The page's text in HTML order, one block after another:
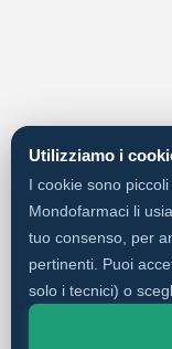
Utilizziamo i
I cookie sono
Mondofarmaci li
tuo consenso, per
pertinenti. Puoi
solo i tecnici) o